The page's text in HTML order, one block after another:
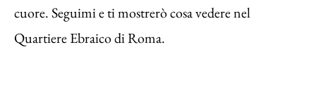
cuore. Seguimi e ti mostrerò cosa vedere nel
Quartiere Ebraico di Roma.